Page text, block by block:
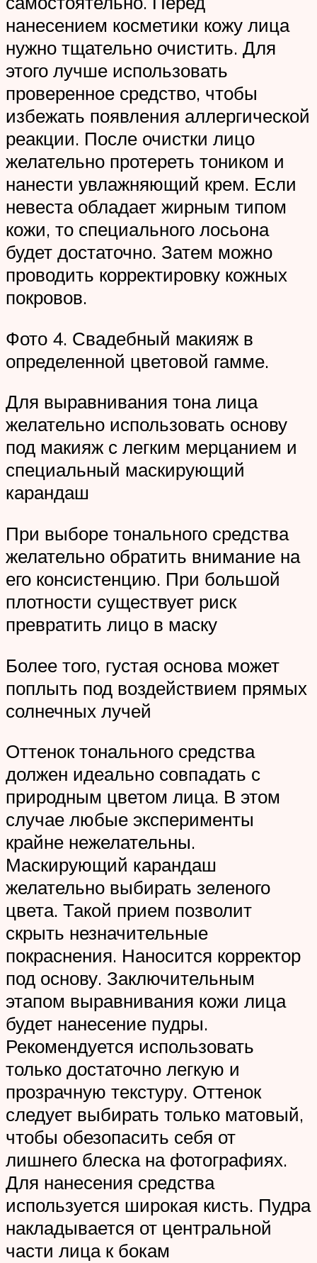
нанесением косметики кожу лица
нужно тщательно очистить. Для
этого лучше использовать
проверенное средство, чтобы
избежать появления аллергической
реакции. После очистки лицо
желательно протереть тоником и
нанести увлажняющий крем. Если
невеста обладает жирным типом
кожи, то специального лосьона
будет достаточно. Затем можно
проводить корректировку кожных
покровов.
Фото 4. Свадебный макияж в
определенной цветовой гамме.
Для выравнивания тона лица
желательно использовать основу
под макияж с легким мерцанием и
специальный маскирующий
карандаш
При выборе тонального средства
желательно обратить внимание на
его консистенцию. При большой
плотности существует риск
превратить лицо в маску
Более того, густая основа может
поплыть под воздействием прямых
солнечных лучей
Оттенок тонального средства
должен идеально совпадать с
природным цветом лица. В этом
случае любые эксперименты
крайне нежелательны.
Маскирующий карандаш
желательно выбирать зеленого
цвета. Такой прием позволит
скрыть незначительные
покраснения. Наносится корректор
под основу. Заключительным
этапом выравнивания кожи лица
будет нанесение пудры.
Рекомендуется использовать
только достаточно легкую и
прозрачную текстуру. Оттенок
следует выбирать только матовый,
чтобы обезопасить себя от
лишнего блеска на фотографиях.
Для нанесения средства
используется широкая кисть. Пудра
накладывается от центральной
части лица к бокам